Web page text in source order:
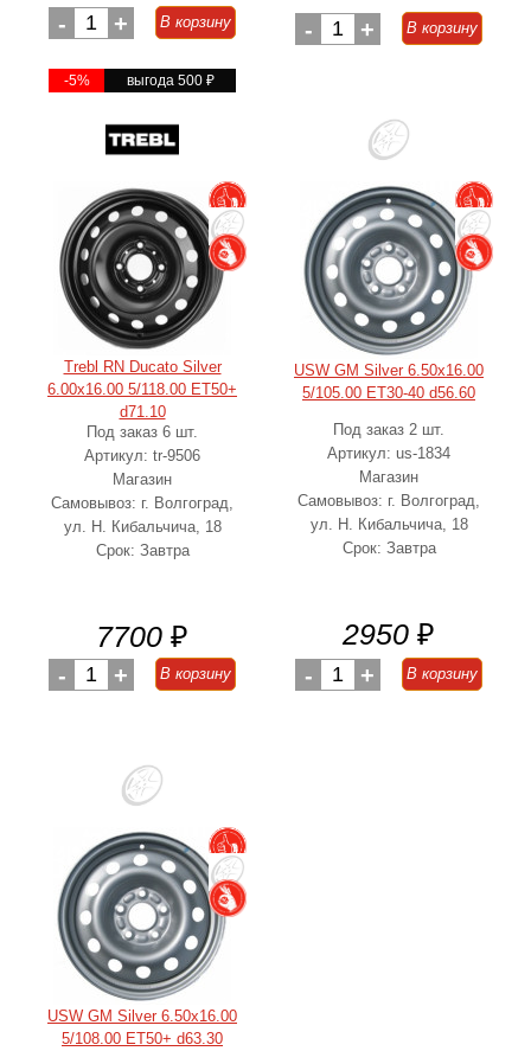
- 1 + В корзину
-5% выгода 500 ₽
- 1 + В корзину
Trebl RN Ducato Silver
6.00x16.00 5/118.00 ET50+
d71.10
Под заказ 6 шт.
Артикул: tr-9506
Магазин
Самовывоз: г. Волгоград,
ул. Н. Кибальчича, 18
Срок: Завтра
7700 ₽
- 1 + В корзину
USW GM Silver 6.50x16.00
5/105.00 ET30-40 d56.60
Под заказ 2 шт.
Артикул: us-1834
Магазин
Самовывоз: г. Волгоград,
ул. Н. Кибальчича, 18
Срок: Завтра
2950 ₽
- 1 + В корзину
USW GM Silver 6.50x16.00
5/108.00 ET50+ d63.30